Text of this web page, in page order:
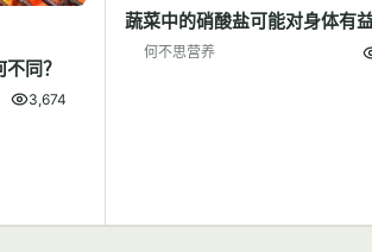
同？
3,674
蔬菜中的硝酸盐可能对身体有
何不思营养